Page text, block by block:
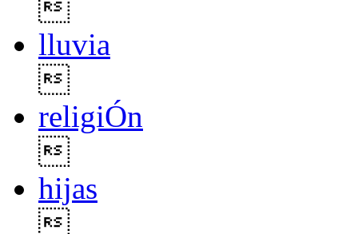
lluvia
religiÓn
hijas